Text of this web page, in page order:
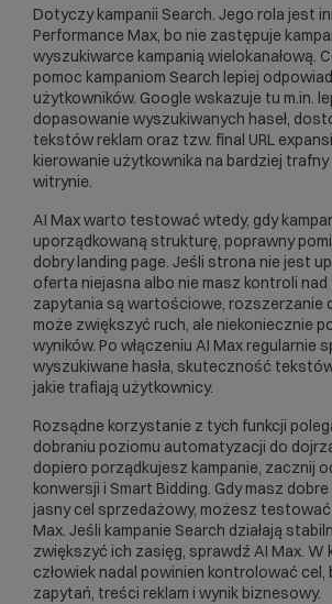
Dotyczy kampanii Search. Jego rola jest
Performance Max, bo nie zastępuje
wyszukiwarce kampanią wielokanałową.
pomoc kampaniom Search lepiej
użytkowników. Google wskazuje tu m.in.
dopasowanie wyszukiwanych haseł,
tekstów reklam oraz tzw. final URL
kierowanie użytkownika na bardziej trafny
witrynie.
AI Max warto testować wtedy, gdy
uporządkowaną strukturę, poprawny
dobry landing page. Jeśli strona nie jest
oferta niejasna albo nie masz kontroli nad
zapytania są wartościowe, rozszerzanie
może zwiększyć ruch, ale niekoniecznie
wyników. Po włączeniu AI Max regularnie
wyszukiwane hasła, skuteczność tekstów
jakie trafiają użytkownicy.
Rozsądne korzystanie z tych funkcji
dobraniu poziomu automatyzacji do
dopiero porządkujesz kampanie, zacznij
konwersji i Smart Bidding. Gdy masz
jasny cel sprzedażowy, możesz
Max. Jeśli kampanie Search działają
zwiększyć ich zasięg, sprawdź AI Max. W
człowiek nadal powinien kontrolować cel,
zapytań, treści reklam i wynik biznesowy.